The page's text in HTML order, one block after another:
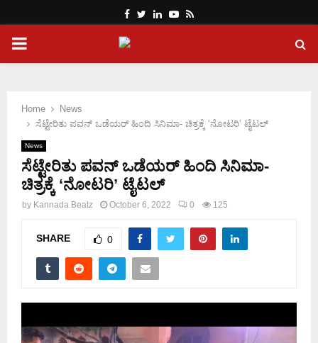
Facebook
Twitter
LinkedinYoutube
Rss
PRIMARY
Home
News
ಸೆಟ್ಟೇರಿತು ಪವನ್ ಒಡೆಯರ್ ಹಿಂದಿ ಸಿನಿಮಾ- ಚಿತ್ರಕ್ಕೆ ‘ನೋಟರಿ’ ಟೈಟಲ್
News
ಸೆಟ್ಟೇರಿತು ಪವನ್ ಒಡೆಯರ್ ಹಿಂದಿ ಸಿನಿಮಾ-
ಚಿತ್ರಕ್ಕೆ ‘ನೋಟರಿ’ ಟೈಟಲ್
by Kannada Beatz October 6, 2022 0 125
SHARE 0